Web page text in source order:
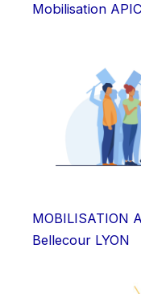
Mobilisation
MOBILISATION
Bellecour LYON